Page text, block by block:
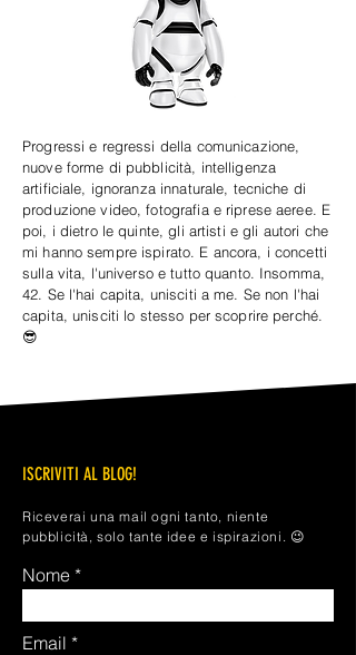
Progressi e regressi della comunicazione,
nuove forme di pubblicità, intelligenza
artificiale, ignoranza innaturale, tecniche di
produzione video, fotografia e riprese aeree. E
poi, i dietro le quinte, gli artisti e gli autori che
mi hanno sempre ispirato. E ancora, i concetti
sulla vita, l'universo e tutto quanto. Insomma,
42. Se l'hai capita, unisciti a me. Se non l'hai
capita, unisciti lo stesso per scoprire perché.
😎
ISCRIVITI AL BLOG!
Riceverai una mail ogni tanto, niente
pubblicità, solo tante idee e ispirazioni. 😉
Nome
Email